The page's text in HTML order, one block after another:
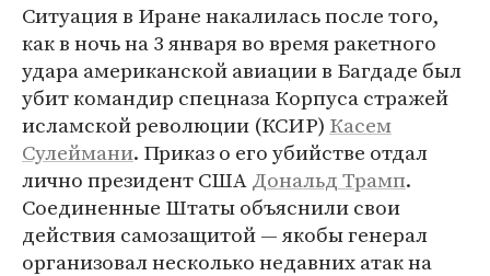
Ситуация в Иране накалилась после того,
как в ночь на 3 января во время ракетного
удара американской авиации в Багдаде был
убит командир спецназа Корпуса стражей
исламской революции (КСИР) Касем
Сулеймани. Приказ о его убийстве отдал
лично президент СШАДональд Трамп.
Соединенные Штаты объяснили свои
действия самозащитой — якобы генерал
организовал несколько недавних атак на